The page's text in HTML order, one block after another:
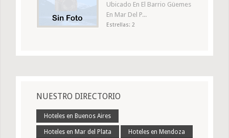
Ubicado En El Barrio Güemes
En Mar Del P...
Estrellas: 2
NUESTRO DIRECTORIO
Hoteles en Buenos Aires
Hoteles en Mar del Plata Hoteles en Mendoza